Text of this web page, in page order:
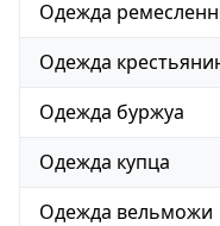
Одежда
Одежда
Одежда буржуа
Одежда купца
Одежда вельможи